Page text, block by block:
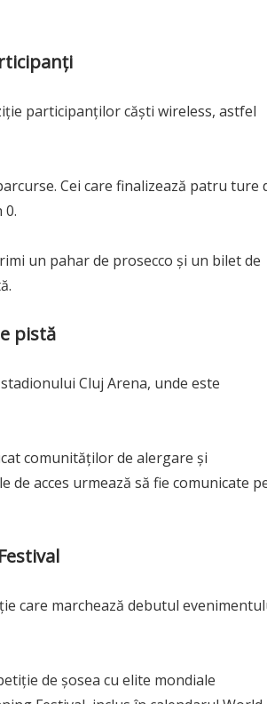
participanților căști wireless, astfel
Cei care finalizează patru ture
0.
un pahar de prosecco și un bilet de
pistă
Cluj Arena, unde este
comunităților de alergare și
acces urmează să fie comunicate
care marchează debutul
de șosea cu elite mondiale